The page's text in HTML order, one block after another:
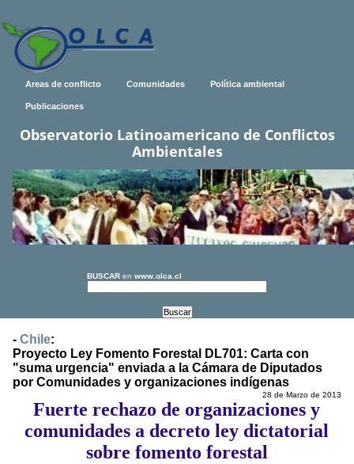
Areas de conflicto Comunidades Política ambiental
Publicaciones
Observatorio Latinoamericano de Conflictos
Ambientales
BUSCAR en www.olca.cl
- Chile:
Proyecto Ley Fomento Forestal DL701: Carta con
"suma urgencia" enviada a la Cámara de Diputados
por Comunidades y organizaciones indígenas
28 de Marzo de 2013
Fuerte rechazo de organizaciones y
comunidades a decreto ley dictatorial
sobre fomento forestal